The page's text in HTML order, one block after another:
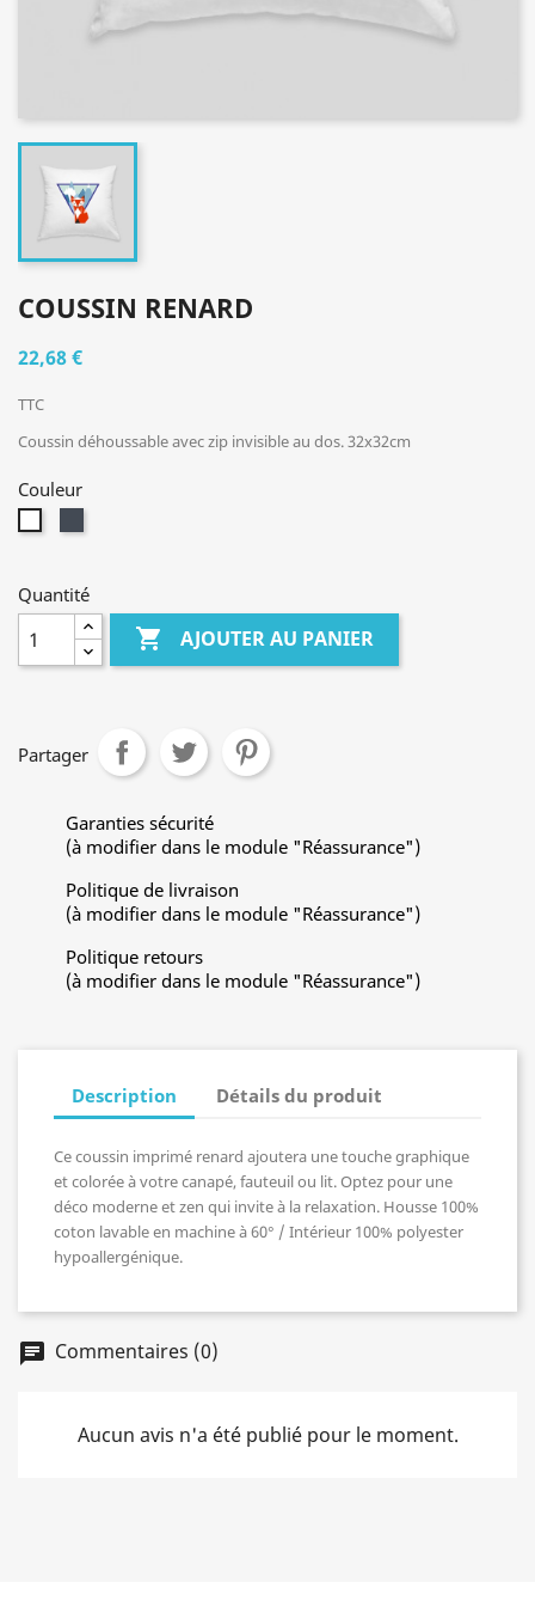
COUSSIN RENARD
22,68 €
TTC
Coussin déhoussable avec zip invisible au dos. 32x32cm
Couleur
Quantité
 AJOUTER AU PANIER
Partager
Garanties sécurité
(à modifier dans le module "Réassurance")
Politique de livraison
(à modifier dans le module "Réassurance")
Politique retours
(à modifier dans le module "Réassurance")
Description Détails du produit
Ce coussin imprimé renard ajoutera une touche graphique
et colorée à votre canapé, fauteuil ou lit. Optez pour une
déco moderne et zen qui invite à la relaxation. Housse 100%
coton lavable en machine à 60° / Intérieur 100% polyester
hypoallergénique.
chat Commentaires (0)
Aucun avis n'a été publié pour le moment.